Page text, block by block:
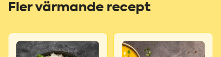
Fler värmande recept